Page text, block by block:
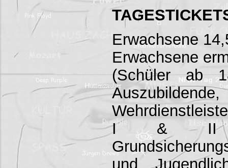
Erwachsene
Erwachsene
(Schüler ab
I & II –
und